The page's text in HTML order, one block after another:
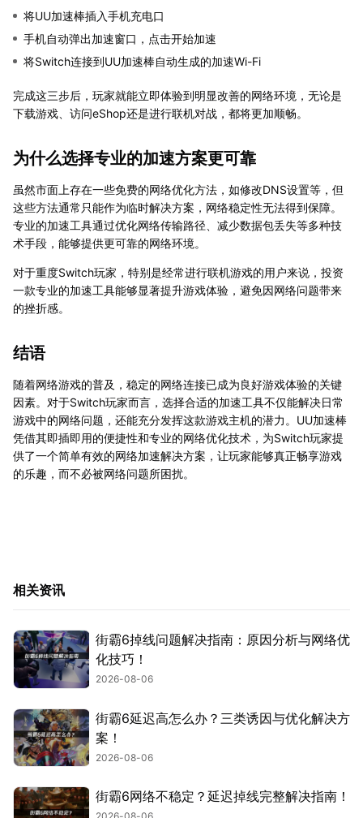
将UU加速棒插入手机充电口
手机自动弹出加速窗口，点击开始加速
将Switch连接到UU加速棒自动生成的加速Wi-Fi
完成这三步后，玩家就能立即体验到明显改善的网络环境，无论是
下载游戏、访问eShop还是进行联机对战，都将更加顺畅。
为什么选择专业的加速方案更可靠
虽然市面上存在一些免费的网络优化方法，如修改DNS设置等，但
这些方法通常只能作为临时解决方案，网络稳定性无法得到保障。
专业的加速工具通过优化网络传输路径、减少数据包丢失等多种技
术手段，能够提供更可靠的网络环境。
对于重度Switch玩家，特别是经常进行联机游戏的用户来说，投资
一款专业的加速工具能够显著提升游戏体验，避免因网络问题带来
的挫折感。
结语
随着网络游戏的普及，稳定的网络连接已成为良好游戏体验的关键
因素。对于Switch玩家而言，选择合适的加速工具不仅能解决日常
游戏中的网络问题，还能充分发挥这款游戏主机的潜力。UU加速棒
凭借其即插即用的便捷性和专业的网络优化技术，为Switch玩家提
供了一个简单有效的网络加速解决方案，让玩家能够真正畅享游戏
的乐趣，而不必被网络问题所困扰。
相关资讯
街霸6掉线问题解决指南：原因分析与网络优
化技巧！
2026-08-06
街霸6延迟高怎么办？三类诱因与优化解决方
案！
2026-08-06
街霸6网络不稳定？延迟掉线完整解决指南！